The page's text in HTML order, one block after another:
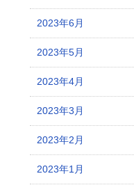
2023年6月
2023年5月
2023年4月
2023年3月
2023年2月
2023年1月